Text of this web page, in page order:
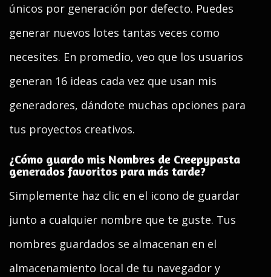
únicos por generación por defecto. Puedes
generar nuevos lotes tantas veces como
necesites. En promedio, veo que los usuarios
generan 16 ideas cada vez que usan mis
generadores, dándote muchas opciones para
tus proyectos creativos.
¿Cómo guardo mis Nombres de Creepypasta
generados favoritos para más tarde?
Simplemente haz clic en el icono de guardar
junto a cualquier nombre que te guste. Tus
nombres guardados se almacenan en el
almacenamiento local de tu navegador y